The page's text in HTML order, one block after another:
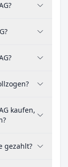
kaufen,
gezahlt?